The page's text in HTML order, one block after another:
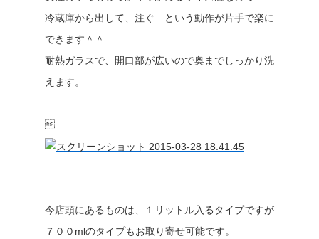
冷蔵庫から出して、注ぐ…という動作が片手で楽に
できます＾＾
耐熱ガラスで、開口部が広いので奥までしっかり洗
えます。
今店頭にあるものは、１リットル入るタイプですが
７００mlのタイプもお取り寄せ可能です。